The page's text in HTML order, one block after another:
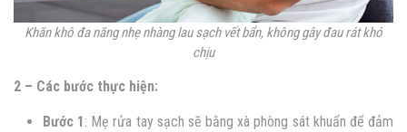
Khăn khô đa năng nhẹ nhàng lau sạch vết bẩn, không gây đau rát khó
chịu
2 – Các bước thực hiện:
Bước 1 : Mẹ rửa tay sạch sẽ bằng xà phòng sát khuẩn để đảm